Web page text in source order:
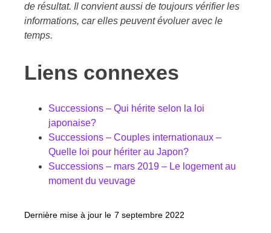
de résultat. Il convient aussi de toujours vérifier les
informations, car elles peuvent évoluer avec le
temps.
Liens connexes
Successions – Qui hérite selon la loi
japonaise?
Successions – Couples internationaux –
Quelle loi pour hériter au Japon?
Successions – mars 2019 – Le logement au
moment du veuvage
Dernière mise à jour le 7 septembre 2022